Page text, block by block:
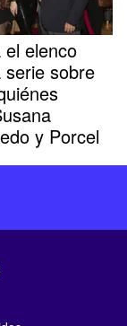
el elenco
sobre
y Porcel